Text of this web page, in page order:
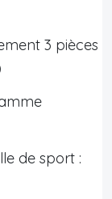
3 pièces
de sport :